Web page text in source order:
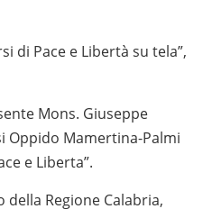
di Pace e Libertà su tela”,
Mons. Giuseppe
Oppido Mamertina-Palmi
e Liberta”.
della Regione Calabria,